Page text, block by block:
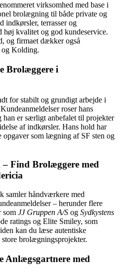
virksomhed med base i
brolægning til både private og
indkørsler, terrasser og
høj kvalitet og god kundeservice.
og firmaet dækker også
og Kolding.
Brolæggere i
for stabilt og grundigt arbejde i
roser hans
er særligt anbefalet til projekter
af indkørsler. Hans hold har
opgaver som lægning af SF sten og
Find Brolæggere med
samler håndværkere med
– herunder flere
som JJ Gruppen A/S og Sydkystens
ratings og Elite Smiley, som
kan du læse autentiske
store brolægningsprojekter.
med